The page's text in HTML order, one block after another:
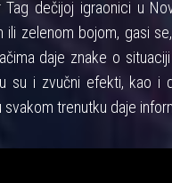
dečijoj igraonici u
ili zelenom bojom, gasi
daje znake o
su i zvučni efekti, kao i
svakom trenutku daje